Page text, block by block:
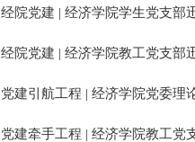
经院党建 | 经济学院学生党支部
经院党建 | 经济学院教工党支部
党建引航工程 | 经济学院党委理
党建牵手工程 | 经济学院教工党